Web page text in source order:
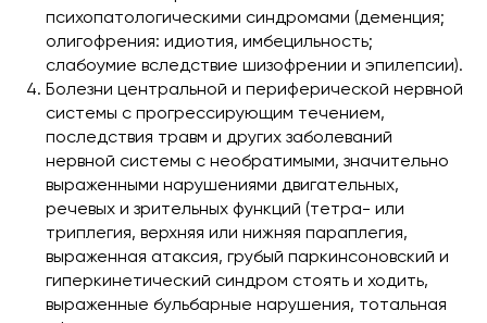
психопатологическими синдромами (деменция;
олигофрения: идиотия, имбецильность;
слабоумие вследствие шизофрении и эпилепсии).
Болезни центральной и периферической нервной
системы с прогрессирующим течением,
последствия травм и других заболеваний
нервной системы с необратимыми, значительно
выраженными нарушениями двигательных,
речевых и зрительных функций (тетра- или
триплегия, верхняя или нижняя параплегия,
выраженная атаксия, грубый паркинсоновский и
гиперкинетический синдром стоять и ходить,
выраженные бульбарные нарушения, тотальная